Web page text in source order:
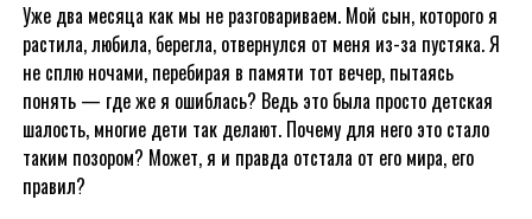
Уже два месяца как мы не разговариваем. Мой сын, которого я
растила, любила, берегла, отвернулся от меня из-за пустяка. Я
не сплю ночами, перебирая в памяти тот вечер, пытаясь
понять — где же я ошиблась? Ведь это была просто детская
шалость, многие дети так делают. Почему для него это стало
таким позором? Может, я и правда отстала от его мира, его
правил?